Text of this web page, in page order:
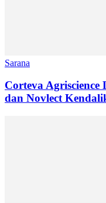
Sarana
Corteva
dan Novlect